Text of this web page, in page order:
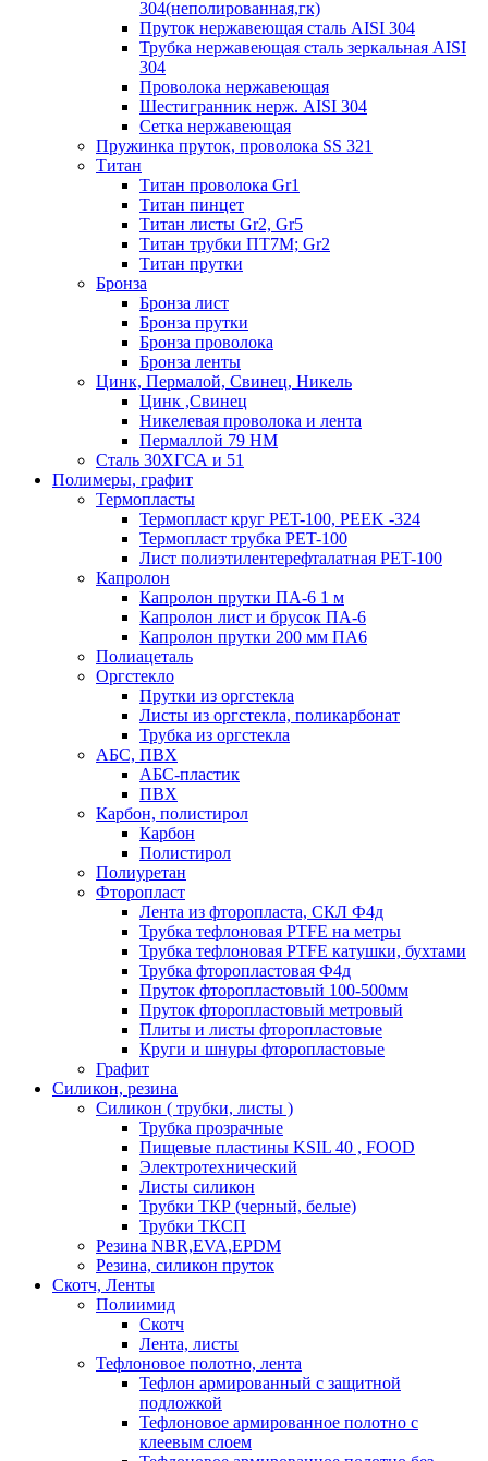
304(неполированная,гк)
Пруток нержавеющая сталь AISI 304
Трубка нержавеющая сталь зеркальная AISI
304
Проволока нержавеющая
Шестигранник нерж. AISI 304
Сетка нержавеющая
Пружинка пруток, проволока SS 321
Титан
Титан проволока Gr1
Титан пинцет
Титан листы Gr2, Gr5
Титан трубки ПТ7М; Gr2
Титан прутки
Бронза
Бронза лист
Бронза прутки
Бронза проволока
Бронза ленты
Цинк, Пермалой, Свинец, Никель
Цинк ,Свинец
Никелевая проволока и лента
Пермаллой 79 НМ
Сталь 30ХГСА и 51
Полимеры, графит
Термопласты
Термопласт круг PET-100, PEEK -324
Термопласт трубка PET-100
Лист полиэтилентерефталатная PET-100
Капролон
Капролон прутки ПА-6 1 м
Капролон лист и брусок ПА-6
Капролон прутки 200 мм ПА6
Полиацеталь
Оргстекло
Прутки из оргстекла
Листы из оргстекла, поликарбонат
Трубка из оргстекла
АБС, ПВХ
АБС-пластик
ПВХ
Карбон, полистирол
Карбон
Полистирол
Полиуретан
Фторопласт
Лента из фторопласта, СКЛ Ф4д
Трубка тефлоновая PTFE на метры
Трубка тефлоновая PTFE катушки, бухтами
Трубка фторопластовая Ф4д
Пруток фторопластовый 100-500мм
Пруток фторопластовый метровый
Плиты и листы фторопластовые
Круги и шнуры фторопластовые
Графит
Силикон, резина
Силикон ( трубки, листы )
Трубка прозрачные
Пищевые пластины KSIL 40 , FOOD
Электротехнический
Листы силикон
Трубки ТКР (черный, белые)
Трубки ТКСП
Резина NBR,EVA,EPDM
Резина, силикон пруток
Скотч, Ленты
Полиимид
Скотч
Лента, листы
Тефлоновое полотно, лента
Тефлон армированный с защитной
подложкой
Тефлоновое армированное полотно с
клеевым слоем